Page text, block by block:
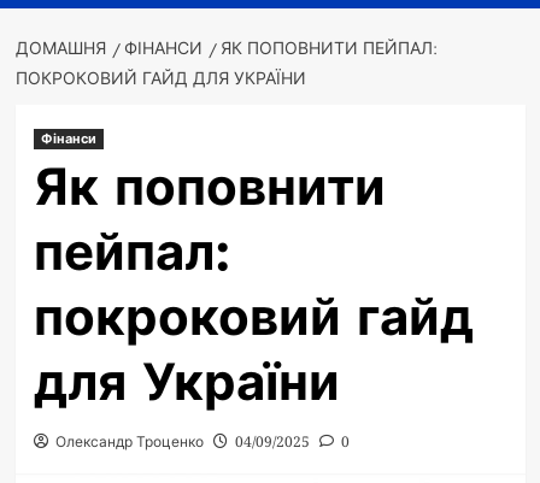
ДОМАШНЯ ФІНАНСИ
ЯК ПОПОВНИТИ ПЕЙПАЛ:
ПОКРОКОВИЙ ГАЙД ДЛЯ УКРАЇНИ
Фінанси
Як поповнити
пейпал:
покроковий гайд
для України
Олександр Троценко 04/09/2025 0